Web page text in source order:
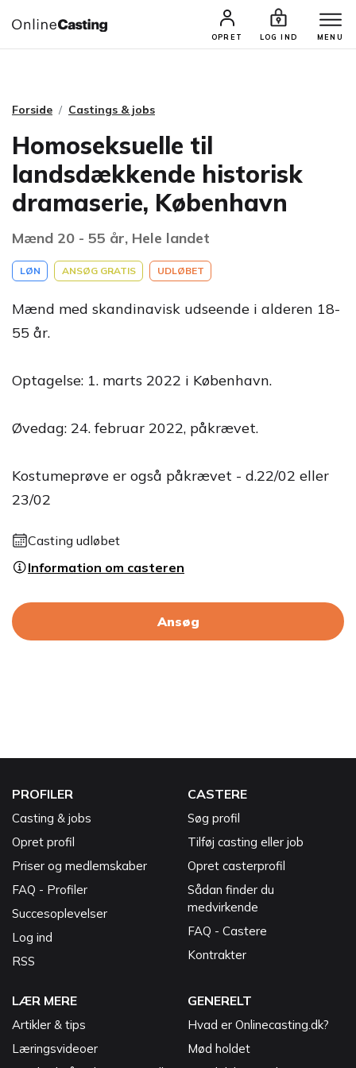
OPRET LOG IND MENU
CASTINGS & JOBS SØG PROFIL
Forside Castings & jobs
Homoseksuelle til
landsdækkende historisk
dramaserie, København
Mænd 20 - 55 år, Hele landet
LØN ANSØG GRATIS UDLØBET
Mænd med skandinavisk udseende i alderen 18-
55 år.
Optagelse: 1. marts 2022 i København.
Øvedag: 24. februar 2022, påkrævet.
Kostumeprøve er også påkrævet - d.22/02 eller
23/02
Casting udløbet
Information om casteren
Ansøg
PROFILER
Casting & jobs
Opret profil
Priser og medlemskaber
FAQ - Profiler
Succesoplevelser
Log ind
RSS
CASTERE
Søg profil
Tilføj casting eller job
Opret casterprofil
Sådan finder du
medvirkende
FAQ - Castere
Kontrakter
LÆR MERE
Artikler & tips
Læringsvideoer
GENERELT
Hvad er Onlinecasting.dk?
Mød holdet